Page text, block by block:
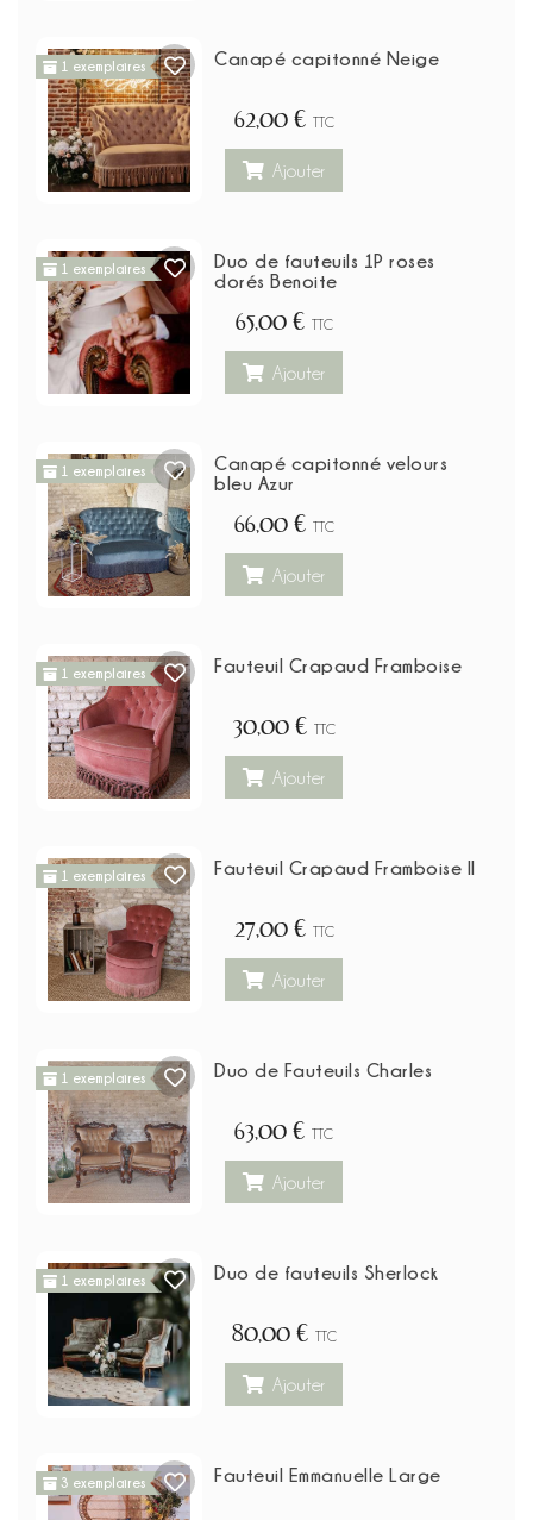
1 exemplaires Canapé capitonné Neige
62,00 € TTC
Ajouter
1 exemplaires
Duo de fauteuils 1P roses
dorés Benoite
65,00 € TTC
Ajouter
1 exemplaires
Canapé capitonné velours
bleu Azur
66,00 € TTC
Ajouter
1 exemplaires Fauteuil Crapaud Framboise
30,00 € TTC
Ajouter
1 exemplaires Fauteuil Crapaud Framboise II
27,00 € TTC
Ajouter
1 exemplaires Duo de Fauteuils Charles
63,00 € TTC
Ajouter
1 exemplaires Duo de fauteuils Sherlock
80,00 € TTC
Ajouter
3 exemplaires Fauteuil Emmanuelle Large